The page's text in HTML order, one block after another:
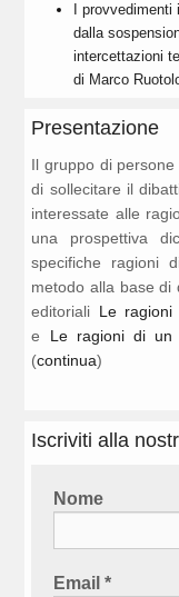
I provvedimenti
dalla
intercettazioni
di Marco
Presentazione
Il gruppo di
di sollecitare il
interessate alle
una prospettiva
specifiche ragioni
metodo alla base di
editoriali Le ragioni
e Le ragioni di un
(continua)
Iscriviti alla
Nome
Email*